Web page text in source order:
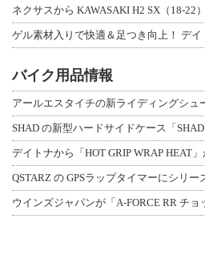
ネクサスから KAWASAKI H2 SX（18-22
バイク用品情報
SHAD の新型ハードサイドケース「
デイトナから「HOT GRIP WRAP HEAT
QSTARZ の GPSラップタイマーにシリ
ウインズジャパンが「A-FORCE RR チ